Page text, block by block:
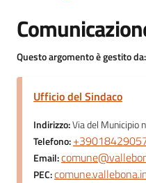
Questo argomento è gestito da:
Ufficio del Sindaco
Indirizzo:Via del Municipio
Telefono:
Email:
PEC: